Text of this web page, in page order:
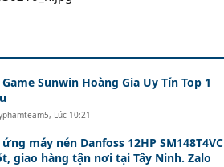
Sunwin Hoàng Gia Uy Tín Top 1
, Lúc 10:21
máy nén Danfoss 12HP SM148T4VC
giao hàng tận nơi tại Tây Ninh. Zalo